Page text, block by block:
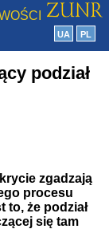
UA PL
podział
zgadzają
procesu
to, że podział
się tam